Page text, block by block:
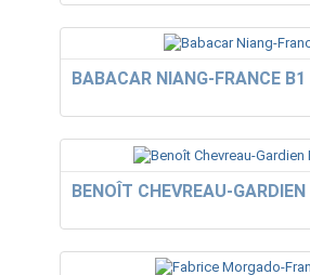
BABACAR NIANG-FRANCE B1
BENOÎT CHEVREAU-GARDIEN